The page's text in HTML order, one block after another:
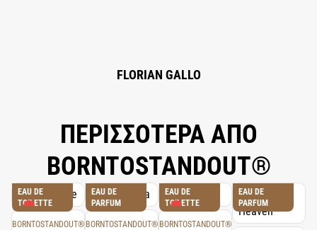
FLORIAN GALLO
ΠΕΡΙΣΣΟΤΕΡΑ ΑΠΟ
BORNTOSTANDOUT®
EAU DE
TOILETTE
BORNTOSTANDOUT®
EAU DE
PARFUM
BORNTOSTANDOUT®
EAU DE
TOILETTE
BORNTOSTANDOUT®
EAU DE
PARFUM